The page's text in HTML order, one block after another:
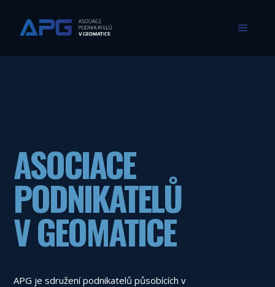
ASOCIACE
PODNIKATELŮ
V GEOMATICE
APG je sdružení podnikatelů působících v